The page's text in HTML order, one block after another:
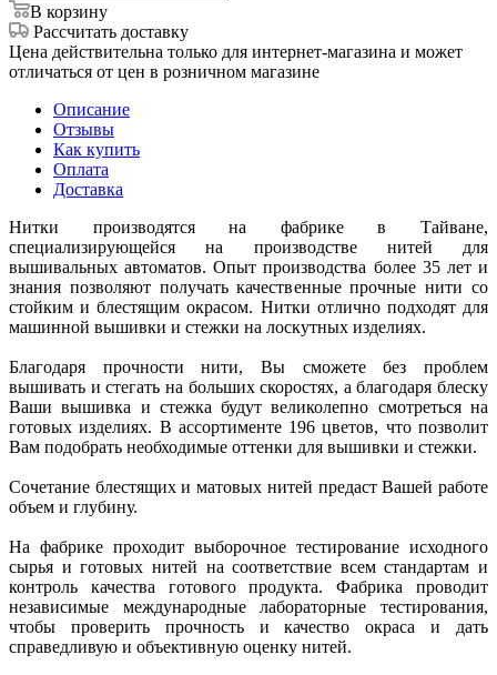
В корзину
Рассчитать доставку
Цена действительна только для интернет-магазина и может
отличаться от цен в розничном магазине
Описание
Отзывы
Как купить
Оплата
Доставка
Нитки производятся на фабрике в Тайване,
специализирующейся на производстве нитей для
вышивальных автоматов. Опыт производства более 35 лет и
знания позволяют получать качественные прочные нити со
стойким и блестящим окрасом. Нитки отлично подходят для
машинной вышивки и стежки на лоскутных изделиях.
Благодаря прочности нити, Вы сможете без проблем
вышивать и стегать на больших скоростях, а благодаря блеску
Ваши вышивка и стежка будут великолепно смотреться на
готовых изделиях. В ассортименте 196 цветов, что позволит
Вам подобрать необходимые оттенки для вышивки и стежки.
Сочетание блестящих и матовых нитей предаст Вашей работе
объем и глубину.
На фабрике проходит выборочное тестирование исходного
сырья и готовых нитей на соответствие всем стандартам и
контроль качества готового продукта. Фабрика проводит
независимые международные лабораторные тестирования,
чтобы проверить прочность и качество окраса и дать
справедливую и объективную оценку нитей.